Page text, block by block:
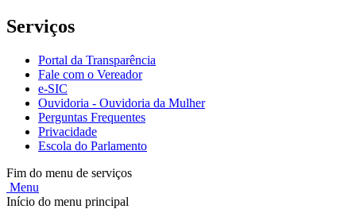
Serviços
Portal da Transparência
Fale com o Vereador
e-SIC
Ouvidoria - Ouvidoria da Mulher
Perguntas Frequentes
Privacidade
Escola do Parlamento
Fim do menu de serviços
Menu
Início do menu principal